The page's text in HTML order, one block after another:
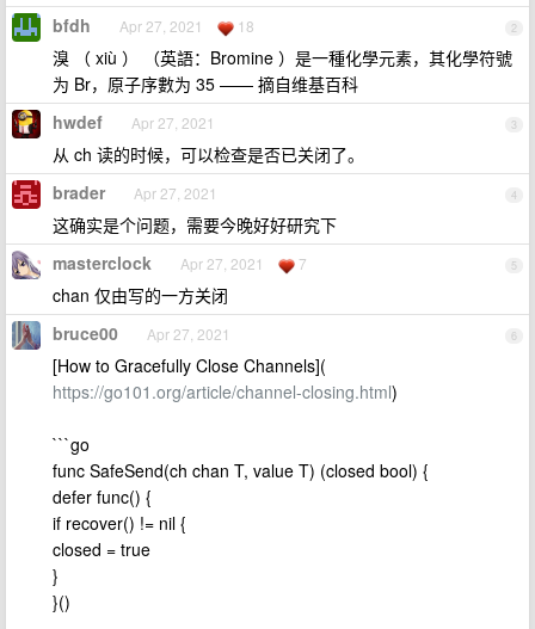
2
bfdh Apr 27, 2021 18
溴 （ xiù ） （英語：Bromine ）是一種化學元素，其化學符號
为 Br，原子序數为 35 —— 摘自维基百科
3
hwdef Apr 27, 2021
从 ch 读的时候，可以检查是否已关闭了。
4
brader Apr 27, 2021
这确实是个问题，需要今晚好好研究下
5
masterclock Apr 27, 2021 7
chan 仅由写的一方关闭
6
bruce00 Apr 27, 2021
[How to Gracefully Close Channels](
https://go101.org/article/channel-closing.html)
```go
func SafeSend(ch chan T, value T) (closed bool) {
defer func() {
if recover() != nil {
closed = true
}
}()